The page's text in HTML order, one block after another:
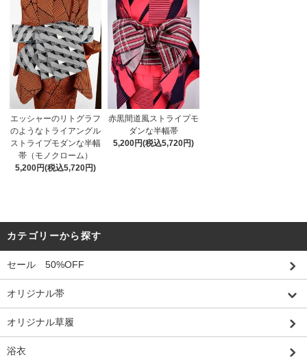
エッシャーのリトグラフ
のようなトライアングル
ストライプモダンな半幅
帯（モノクローム）
5,200円(税込5,720円)
赤黒間道風ストライプモ
ダンな半幅帯
5,200円(税込5,720円)
カテゴリーから探す
セール 50%OFF
オリジナル帯
オリジナル草履
浴衣